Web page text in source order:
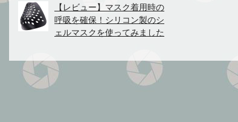
【レビュー】マスク着用時の
呼吸を確保！シリコン製のシ
ェルマスクを使ってみました